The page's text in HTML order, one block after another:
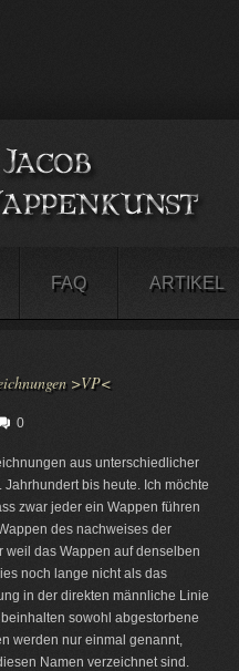
FAQ ARTIKEL
>VP<
0
aus unterschiedlicher
Jahrhundert bis heute. Ich möchte
zwar jeder ein Wappen führen
des nachweises der
weil das Wappen auf denselben
noch lange nicht als das
in der direkten männliche Linie
sowohl abgestorbene
werden nur einmal genannt,
Namen verzeichnet sind.